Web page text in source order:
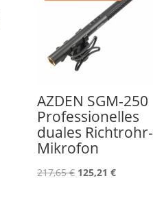
AZDEN SGM-250
Professionelles
duales Richtrohr-
Mikrofon
217,65€ Ursprünglicher
125,21€Aktueller